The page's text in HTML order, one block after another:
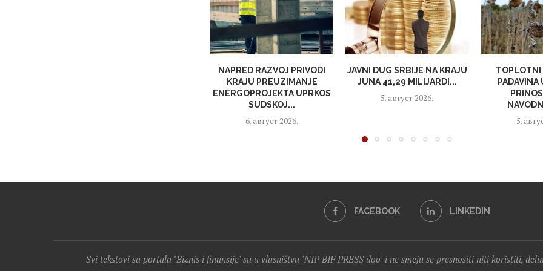
NAPRED RAZVOJ PRIVODI
KRAJU PREUZIMANJE
ENERGOPROJEKTA UPRKOS
SUDSKOJ...
6. август 2026.
JAVNI DUG SRBIJE NA KRAJU
JUNA 41,29 MILIJARDI...
5. август 2026.
TOPLOTNI
PADAVINA
5.
FACEBOOK LINKEDIN
Svi tekstovi sa portala "Biznis i finansije" su u vlasništvu "NIP BIF PRESS doo" i ne smeju se presnositi niti koristiti,